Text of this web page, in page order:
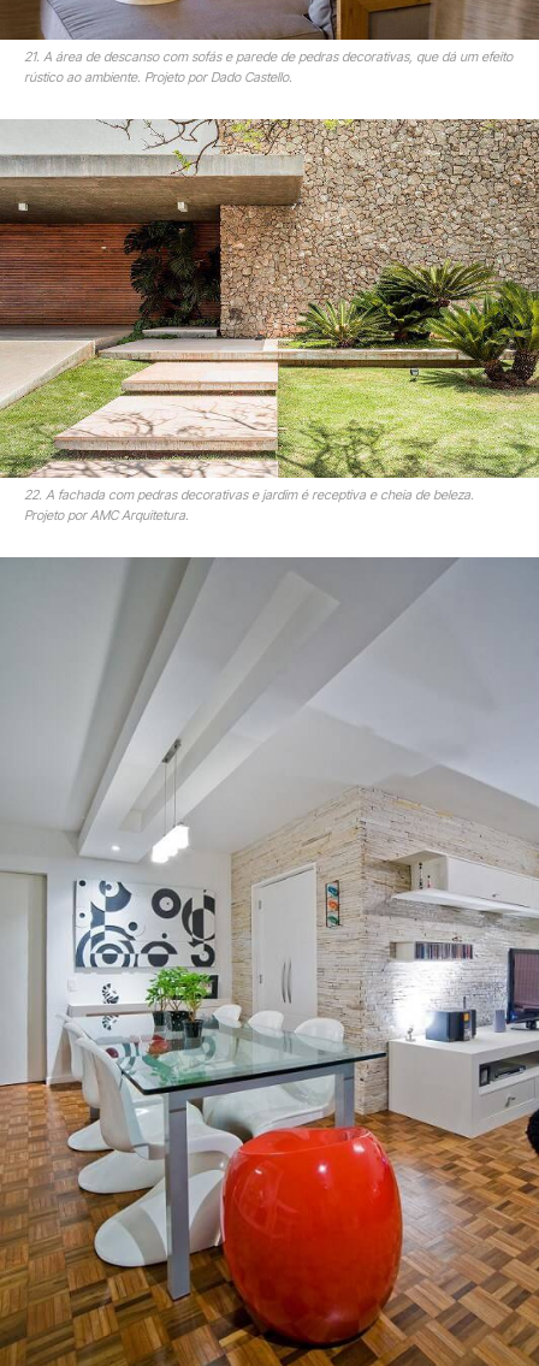
21. A área de descanso com sofás e parede de pedras decorativas, que dá um efeito
rústico ao ambiente. Projeto por Dado Castello.
22. A fachada com pedras decorativas e jardim é receptiva e cheia de beleza.
Projeto por AMC Arquitetura.